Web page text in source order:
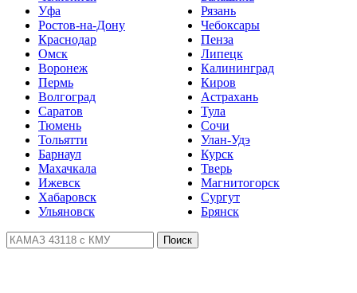
Уфа
Ростов-на-Дону
Краснодар
Омск
Воронеж
Пермь
Волгоград
Саратов
Тюмень
Тольятти
Барнаул
Махачкала
Ижевск
Хабаровск
Ульяновск
Рязань
Чебоксары
Пенза
Липецк
Калининград
Киров
Астрахань
Тула
Сочи
Улан-Удэ
Курск
Тверь
Магнитогорск
Сургут
Брянск
Поиск